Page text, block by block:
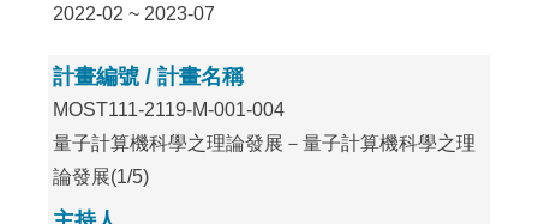
2022-02 ~ 2023-07
計畫編號 / 計畫名稱
MOST111-2119-M-001-004
量子計算機科學之理論發展－量子計算機科學之理
論發展(1/5)